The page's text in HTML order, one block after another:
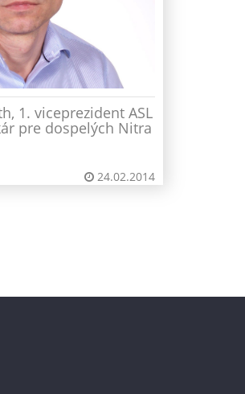
1. viceprezident ASL
pre dospelých Nitra
24.02.2014